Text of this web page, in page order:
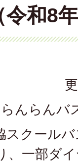
和8
んらんバ
スクール
、一部ダ